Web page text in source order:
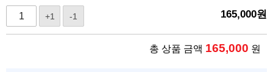
+1 -1 165,000원
총 상품 금액 165,000 원